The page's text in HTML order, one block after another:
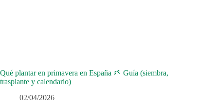
Qué plantar en primavera en España 🌱 Guía (siembra,
trasplante y calendario)
02/04/2026